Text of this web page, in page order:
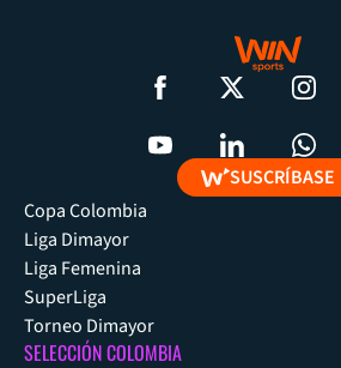
SUSCRÍBASE
Copa Colombia
Liga Dimayor
Liga Femenina
SuperLiga
Torneo Dimayor
SELECCIÓN COLOMBIA